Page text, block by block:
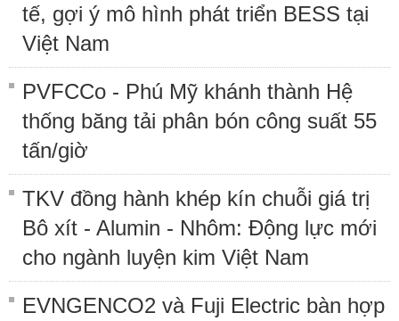
tế, gợi ý mô hình phát triển BESS tại
Việt Nam
PVFCCo - Phú Mỹ khánh thành Hệ
thống băng tải phân bón công suất 55
tấn/giờ
TKV đồng hành khép kín chuỗi giá trị
Bô xít - Alumin - Nhôm: Động lực mới
cho ngành luyện kim Việt Nam
EVNGENCO2 và Fuji Electric bàn hợp